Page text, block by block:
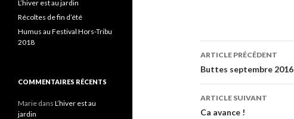
Navigation
des
articles
ARTICLE PRÉCÉDENT
Buttes septembre 2016
ARTICLE SUIVANT
Ca avance !
L’hiver est au jardin
Récoltes de fin d’été
Humus au Festival Hors-Tribu
2018
COMMENTAIRES RÉCENTS
Marie dans L’hiver est au
jardin